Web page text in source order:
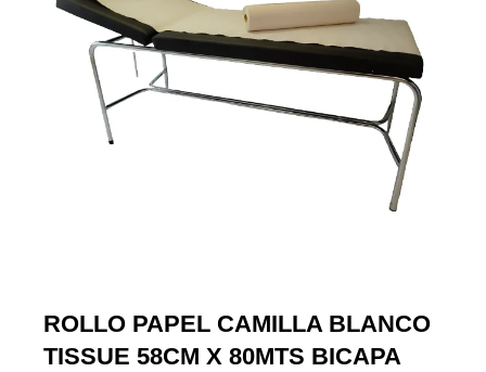
ROLLO PAPEL CAMILLA BLANCO
TISSUE 58CM X 80MTS BICAPA